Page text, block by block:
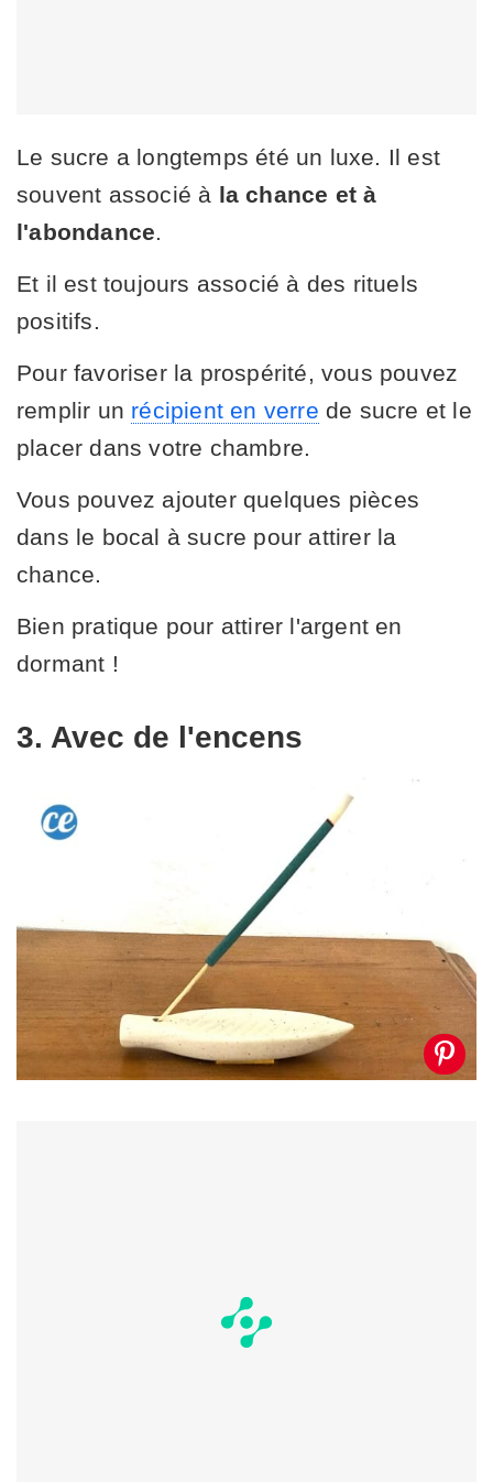
Le sucre a longtemps été un luxe. Il est
souvent associé à la chance et à
l'abondance.
Et il est toujours associé à des rituels
positifs.
Pour favoriser la prospérité, vous pouvez
remplir un récipient en verre de sucre et le
placer dans votre chambre.
Vous pouvez ajouter quelques pièces
dans le bocal à sucre pour attirer la
chance.
Bien pratique pour attirer l'argent en
dormant !
3. Avec de l'encens